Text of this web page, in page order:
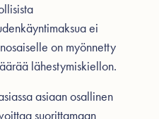
ei
on myönnetty
lähestymiskiellon.
asiaan osallinen
suorittamaan